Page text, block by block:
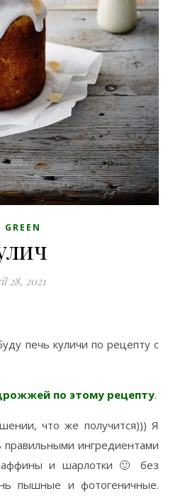
GREEN
28, 2021
печь куличи по рецепту с
по этому рецепту.
что же получится))) Я
ингредиентами
и шарлотки 🙂 без
пышные и фотогеничные.